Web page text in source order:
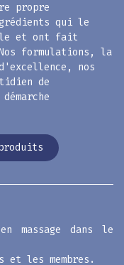
propre
qui le
et ont fait
formulations, la
nos
de
massage dans le
les membres.